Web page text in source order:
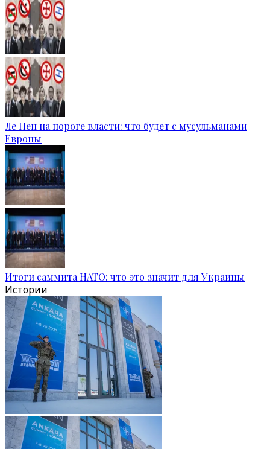
Ле Пен на пороге власти: что будет с мусульманами
Европы
Итоги саммита НАТО: что это значит для Украины
Истории